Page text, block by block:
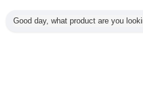
Good day, what product are you